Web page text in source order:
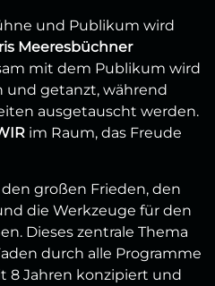
und Publikum wird
Meeresbüchner
mit dem Publikum wird
und getanzt, während
ausgetauscht werden.
im Raum, das Freude
großen Frieden, den
die Werkzeuge für den
Dieses zentrale Thema
durch alle Programme
8 Jahren konzipiert und